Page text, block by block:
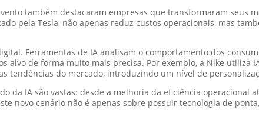
também destacaram empresas que transformaram seus
pela Tesla, não apenas reduz custos operacionais, mas
Ferramentas de IA analisam o comportamento dos
alvo de forma muito mais precisa. Por exemplo, a Nike utiliza
tendências do mercado, introduzindo um nível de
da IA são vastas: desde a melhoria da eficiência
novo cenário não é apenas sobre possuir tecnologia de